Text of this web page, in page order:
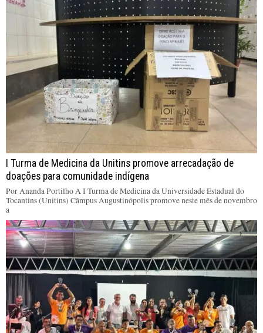
I Turma de Medicina da Unitins promove arrecadação de
doações para comunidade indígena
Por Ananda Portilho A I Turma de Medicina da Universidade Estadual do
Tocantins (Unitins) Câmpus Augustinópolis promove neste mês de novembro
a